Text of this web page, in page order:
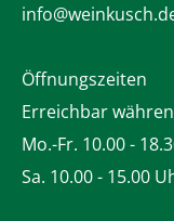
Öffnungszeiten
Erreichbar
Mo.-Fr. 10.00 -
Sa. 10.00 - 15.00